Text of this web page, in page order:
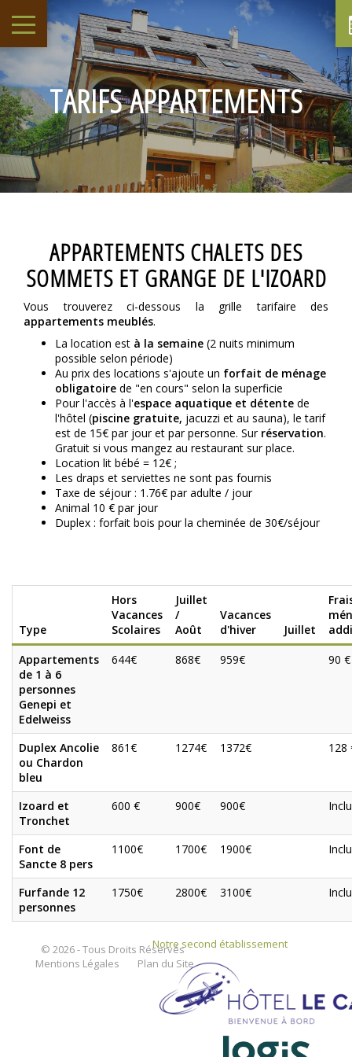
TARIFS APPARTEMENTS
APPARTEMENTS CHALETS DES
SOMMETS ET GRANGE DE L'IZOARD
Vous trouverez ci-dessous la grille tarifaire des
appartements meublés.
La location est à la semaine (2 nuits minimum
possible selon période)
Au prix des locations s'ajoute un forfait de ménage
obligatoire de "en cours" selon la superficie
Pour l'accès à l'espace aquatique et détente de
l'hôtel (piscine gratuite, jacuzzi et au sauna), le tarif
est de 15€ par jour et par personne. Sur réservation.
Gratuit si vous mangez au restaurant sur place.
Location lit bébé = 12€ ;
Les draps et serviettes ne sont pas fournis
Taxe de séjour : 1.76€ par adulte / jour
Animal 10 € par jour
Duplex : forfait bois pour la cheminée de 30€/séjour
Type
Hors
Vacances
Scolaires
Juillet
/
Août
Vacances
d'hiver
Juillet
Appartements
de 1 à 6
personnes
Genepi et
Edelweiss
644€ 868€ 959€ 90 €
Duplex Ancolie
ou Chardon
bleu
861€ 1274€ 1372€ 128
Izoard et
Tronchet
600 € 900€ 900€
Font de
Sancte 8 pers
1100€ 1700€ 1900€
Furfande 12
personnes
1750€ 2800€ 3100€
Notre second établissement
© 2026 - Tous Droits Réservés
Mentions Légales
Plan du Site